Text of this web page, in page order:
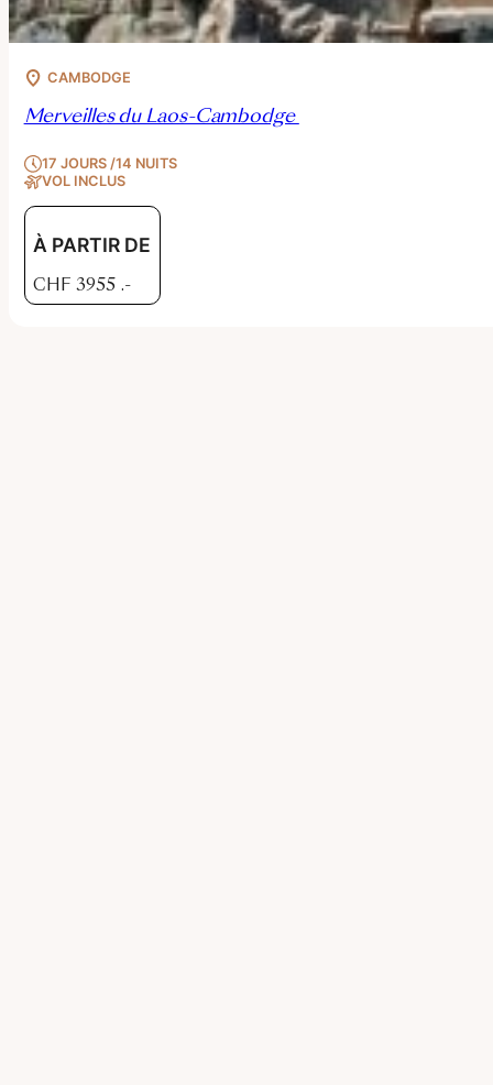
CAMBODGE
Merveilles du Laos-Cambodge
17 JOURS /14 NUITS
VOL INCLUS
À PARTIR DE
CHF 3955 .-